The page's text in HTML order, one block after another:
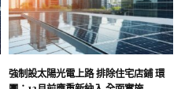
強制設太陽光電上路 排除住宅店鋪 環